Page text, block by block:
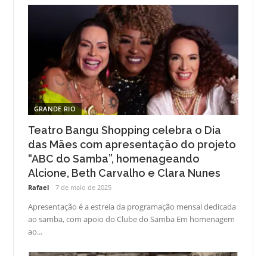
GRANDE RIO
Teatro Bangu Shopping celebra o Dia
das Mães com apresentação do projeto
“ABC do Samba”, homenageando
Alcione, Beth Carvalho e Clara Nunes
Rafael 7 de maio de 2025
Apresentação é a estreia da programação mensal dedicada
ao samba, com apoio do Clube do Samba Em homenagem
ao...